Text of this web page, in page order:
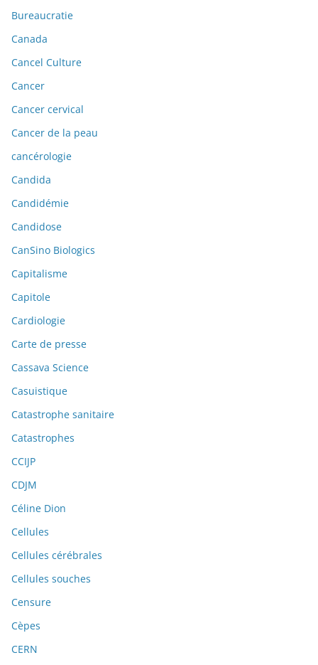
Bureaucratie
Canada
Cancel Culture
Cancer
Cancer cervical
Cancer de la peau
cancérologie
Candida
Candidémie
Candidose
CanSino Biologics
Capitalisme
Capitole
Cardiologie
Carte de presse
Cassava Science
Casuistique
Catastrophe sanitaire
Catastrophes
CCIJP
CDJM
Céline Dion
Cellules
Cellules cérébrales
Cellules souches
Censure
Cèpes
CERN